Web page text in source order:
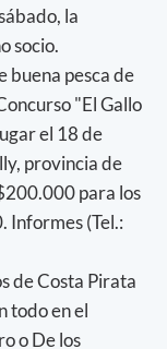
la
socio.
buena pesca de
"El Gallo
el 18 de
provincia de
para los
Informes (Tel.:
de Costa Pirata
todo en el
o De los